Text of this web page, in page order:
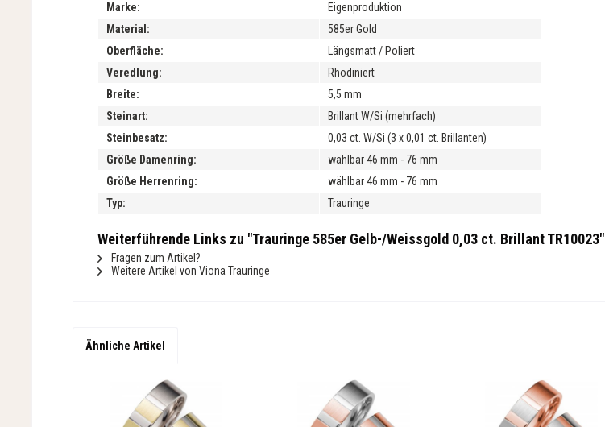
Marke:
Eigenproduktion
Material:
585er Gold
Oberfläche:
Längsmatt / Poliert
Veredlung:
Rhodiniert
Breite:
5,5 mm
Steinart:
Brillant W/Si (mehrfach)
Steinbesatz:
0,03 ct. W/Si (3 x 0,01 ct. Brillanten)
Größe Damenring:
wählbar 46 mm - 76 mm
Größe Herrenring:
wählbar 46 mm - 76 mm
Typ:
Trauringe
Weiterführende Links zu "Trauringe 585er Gelb-/Weissgold 0,03 ct. Brillant TR10023"
Fragen zum Artikel?
Weitere Artikel von Viona Trauringe
Ähnliche Artikel